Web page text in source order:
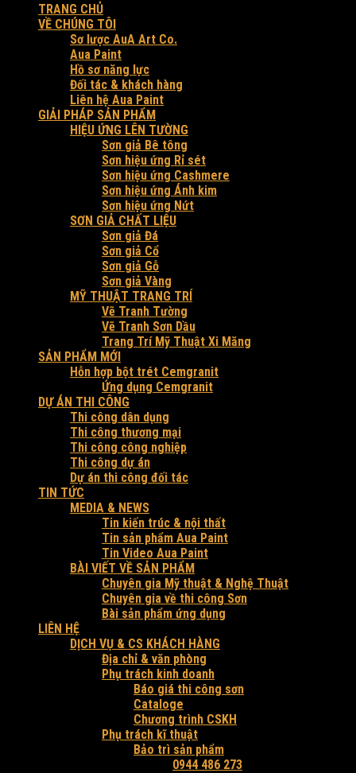
TRANG CHỦ
VỀ CHÚNG TÔI
Sơ lược AuA Art Co.
Aua Paint
Hồ sơ năng lực
Đối tác & khách hàng
Liên hệ Aua Paint
GIẢI PHÁP SẢN PHẨM
HIỆU ỨNG LÊN TƯỜNG
Sơn giả Bê tông
Sơn hiệu ứng Rỉ sét
Sơn hiệu ứng Cashmere
Sơn hiệu ứng Ánh kim
Sơn hiệu ứng Nứt
SƠN GIẢ CHẤT LIỆU
Sơn giả Đá
Sơn giả Cổ
Sơn giả Gỗ
Sơn giả Vàng
MỸ THUẬT TRANG TRÍ
Vẽ Tranh Tường
Vẽ Tranh Sơn Dầu
Trang Trí Mỹ Thuật Xi Măng
SẢN PHẨM MỚI
Hỗn hợp bột trét Cemgranit
Ứng dụng Cemgranit
DỰ ÁN THI CÔNG
Thi công dân dụng
Thi công thương mại
Thi công công nghiệp
Thi công dự án
Dự án thi công đối tác
TIN TỨC
MEDIA & NEWS
Tin kiến trúc & nội thất
Tin sản phẩm Aua Paint
Tin Video Aua Paint
BÀI VIẾT VỀ SẢN PHẨM
Chuyên gia Mỹ thuật & Nghệ Thuật
Chuyên gia về thi công Sơn
Bài sản phẩm ứng dụng
LIÊN HỆ
DỊCH VỤ & CS KHÁCH HÀNG
Địa chỉ & văn phòng
Phụ trách kinh doanh
Báo giá thi công sơn
Cataloge
Chương trình CSKH
Phụ trách kĩ thuật
Bảo trì sản phẩm
0944 486 273